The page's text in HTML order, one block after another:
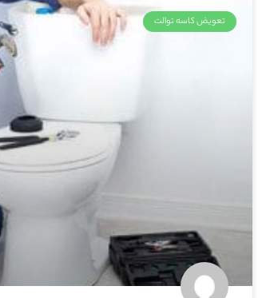
تعویض کاسه توالت